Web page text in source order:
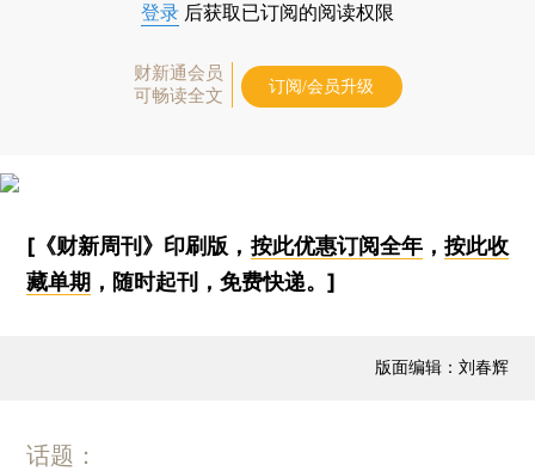
登录 后获取已订阅的阅读权限
财新通会员
可畅读全文
订阅/会员升级
[《财新周刊》印刷版， 按此优惠订阅全年， 按此收
藏单期 ，随时起刊，免费快递。]
版面编辑：刘春辉
话题：